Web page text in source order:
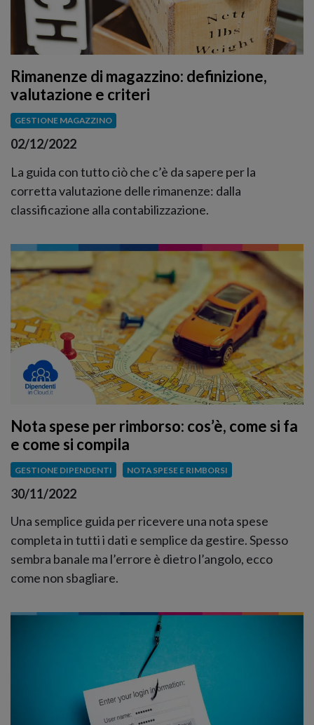
Rimanenze di magazzino: definizione,
valutazione e criteri
GESTIONE MAGAZZINO
02/12/2022
La guida con tutto ciò che c’è da sapere per la
corretta valutazione delle rimanenze: dalla
classificazione alla contabilizzazione.
Nota spese per rimborso: cos’è, come si fa
e come si compila
GESTIONE DIPENDENTI NOTA SPESE E RIMBORSI
30/11/2022
Una semplice guida per ricevere una nota spese
completa in tutti i dati e semplice da gestire. Spesso
sembra banale ma l’errore è dietro l’angolo, ecco
come non sbagliare.